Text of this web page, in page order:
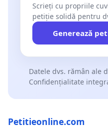
Scrieți cu propriile
petiție solidă pentru
Generează
Datele dvs. rămân ale
Confidențialitate
Petitieonline.com